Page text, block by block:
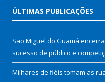
ÚLTIMAS PUBLICAÇÕES
São Miguel do Guamá
sucesso de público e
Milhares de fiéis tomam as